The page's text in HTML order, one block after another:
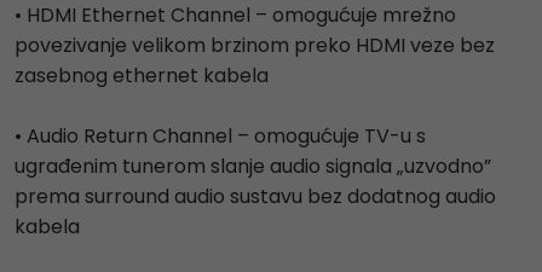
• HDMI Ethernet Channel – omogućuje mrežno
povezivanje velikom brzinom preko HDMI veze bez
zasebnog ethernet kabela
• Audio Return Channel – omogućuje TV-u s
ugrađenim tunerom slanje audio signala „uzvodno”
prema surround audio sustavu bez dodatnog audio
kabela